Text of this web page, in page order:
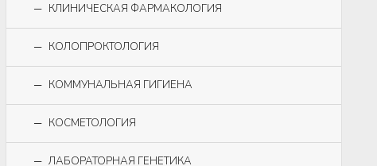
КЛИНИЧЕСКАЯ ФАРМАКОЛОГИЯ
КОЛОПРОКТОЛОГИЯ
КОММУНАЛЬНАЯ ГИГИЕНА
КОСМЕТОЛОГИЯ
ЛАБОРАТОРНАЯ ГЕНЕТИКА